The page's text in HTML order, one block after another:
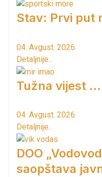
Stav: Prvi put
04. Avgust. 2026.
Detaljnije...
Tužna vijest ...
04. Avgust. 2026.
Detaljnije...
DOO
saopštava